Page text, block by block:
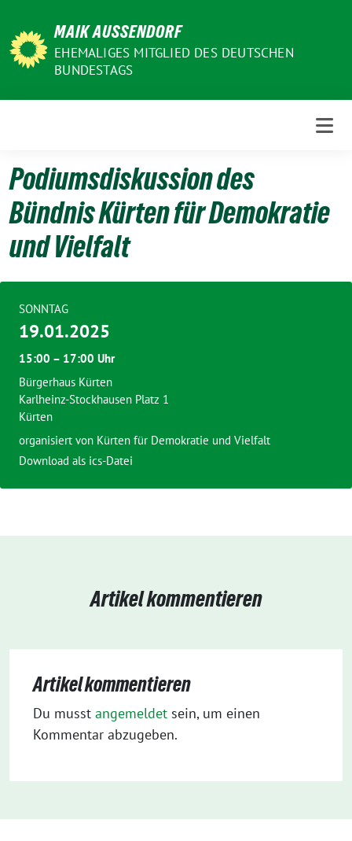
zum
Inhalt
MAIK AUSSENDORF
EHEMALIGES MITGLIED DES DEUTSCHEN
BUNDESTAGS
Podiumsdiskussion des
Bündnis Kürten für Demokratie
und Vielfalt
SONNTAG
19.01.2025
15:00 – 17:00 Uhr
Bürgerhaus Kürten
Karlheinz-Stockhausen Platz 1
Kürten
organisiert von Kürten für Demokratie und Vielfalt
Download als ics-Datei
Artikel kommentieren
Artikel kommentieren
Du musst angemeldet sein, um einen
Kommentar abzugeben.